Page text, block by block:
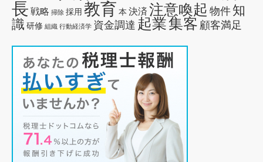
長 戦略 掃除 採用 教育 本 決済 注意喚起 物件知
識 研修 組織 行動経済学 資金調達 起業集客 顧客満足